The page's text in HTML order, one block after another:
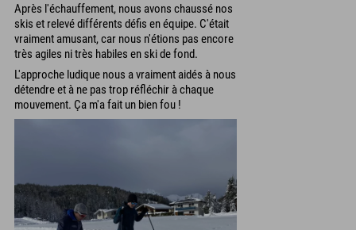
Après l'échauffement, nous avons chaussé nos
skis et relevé différents défis en équipe. C'était
vraiment amusant, car nous n'étions pas encore
très agiles ni très habiles en ski de fond.
L'approche ludique nous a vraiment aidés à nous
détendre et à ne pas trop réfléchir à chaque
mouvement. Ça m'a fait un bien fou !